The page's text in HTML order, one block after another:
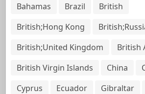
Bahamas Brazil
British
British;Hong Kong
British;United Kingdom
British
British Virgin Islands
China
Cyprus
Ecuador Gibraltar